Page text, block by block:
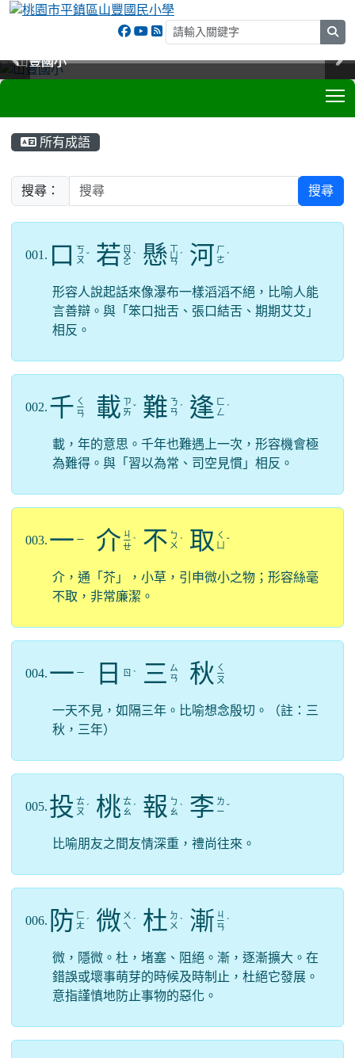
山豐國小
山豐國小
山豐國小
山豐國小
所有成語
搜尋： 搜尋
001. 口
ㄎ
ㄡ ˇ 若 ㄖ
ㄨ
ㄛ
ˋ 懸 ㄩ
ㄢ
ˊ 河 ㄏ
ㄜ ˊ
形容人說起話來像瀑布一樣滔滔不絕，比喻人能
言善辯。與「笨口拙舌、張口結舌、期期艾艾」
相反。
002. 千 ㄑ
ㄧ
ㄢ 載
ㄗ
ㄞ ˇ 難 ㄋ
ㄢ ˊ 逢 ㄈ
ㄥ
ˊ
載，年的意思。千年也難遇上一次，形容機會極
為難得。與「習以為常、司空見慣」相反。
003. 一 ㄧ 介 ㄐ
ㄧ
ㄝ
ˋ 不 ㄅ
ㄨ ˋ 取 ㄑ
ˇ
介，通「芥」，小草，引申微小之物；形容絲毫
不取，非常廉潔。
004. 一 ㄧ 日 ㄖ ˋ 三 ㄙ
ㄢ
秋 ㄑ
ㄧ
ㄡ
一天不見，如隔三年。比喻想念殷切。（註：三
秋，三年）
005. 投 ㄊ
ㄡ ˊ 桃 ㄊ
ㄠ ˊ 報 ㄅ
ㄠ ˋ 李 ㄌ
ㄧ ˇ
比喻朋友之間友情深重，禮尚往來。
006. 防 ㄈ
ㄤ ˊ 微 ㄨ
ㄟ ˊ 杜 ㄉ
ㄨ ˋ 漸 ㄐ
ㄧ
ㄢ
ˋ
微，隱微。杜，堵塞、阻絕。漸，逐漸擴大。在
錯誤或壞事萌芽的時候及時制止，杜絕它發展。
意指謹慎地防止事物的惡化。